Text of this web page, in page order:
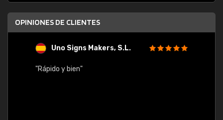
OPINIONES DE CLIENTES
Uno Signs Makers, S.L.
"Rápido y bien"